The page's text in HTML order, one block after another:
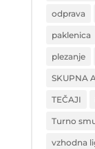
odprava
paklenica
plezanje
SKUPNA
TEČAJI
Turno
vzhodna